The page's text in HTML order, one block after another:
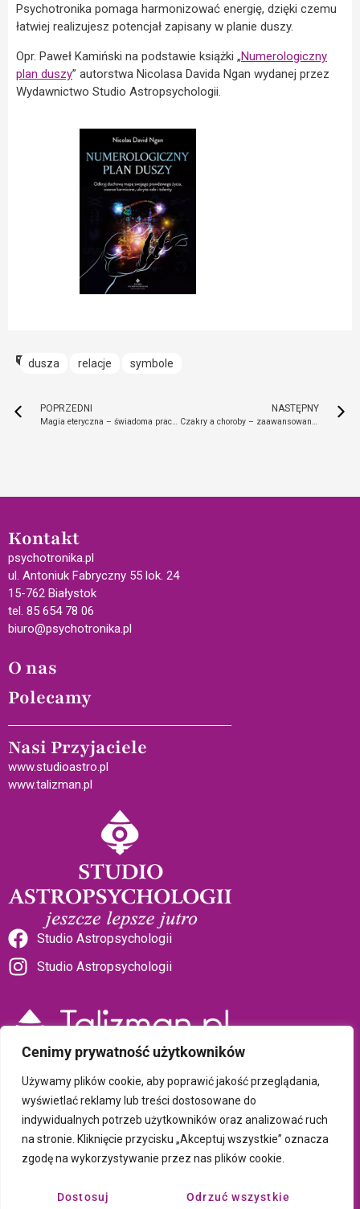
Cenimy prywatność użytkowników
Używamy plików cookie, aby poprawić jakość przeglądania,
wyświetlać reklamy lub treści dostosowane do
indywidualnych potrzeb użytkowników oraz analizować ruch
na stronie. Kliknięcie przycisku „Akceptuj wszystkie” oznacza
zgodę na wykorzystywanie przez nas plików cookie.
Dostosuj Odrzuć wszystkie
Psychotronika pomaga harmonizować energię, dzięki czemu
łatwiej realizujesz potencjał zapisany w planie duszy.
Opr. Paweł Kamiński na podstawie książki „Numerologiczny
plan duszy” autorstwa Nicolasa Davida Ngan wydanej przez
Wydawnictwo Studio Astropsychologii.
dusza relacje symbole
POPRZEDNI NASTĘPNY
Kontakt
psychotronika.pl
ul. Antoniuk Fabryczny 55 lok. 24
15-762 Białystok
tel. 85 654 78 06
biuro@psychotronika.pl
O nas
Polecamy
Nasi Przyjaciele
www.studioastro.pl
www.talizman.pl
Studio Astropsychologii
Studio Astropsychologii
Sklep Talizman
Polityka prywatności i plików cookie